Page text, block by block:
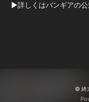
会員登録 ロ
▶詳しくはバンギアの
© 終